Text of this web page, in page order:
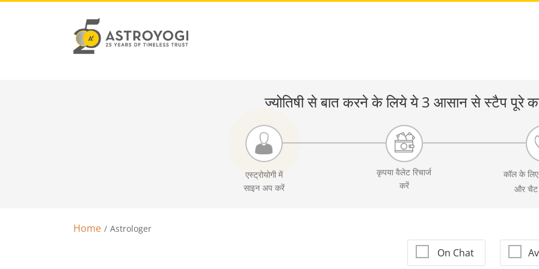
ज्योतिषी से बात करने के लिये ये 3 आसान से स्टैप पूरे
एस्ट्रोयोगी में
साइन अप करें
कृपया वैलेट रिचार्ज
करें
कॉल के
Home Astrologer
On Chat